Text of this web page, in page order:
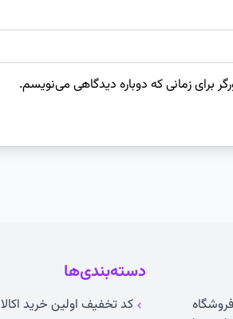
برای زمانی که دوباره دیدگاهی می‌نویسم.
دسته‌بندی‌ها
کد تخفیف اولین خرید اکالا